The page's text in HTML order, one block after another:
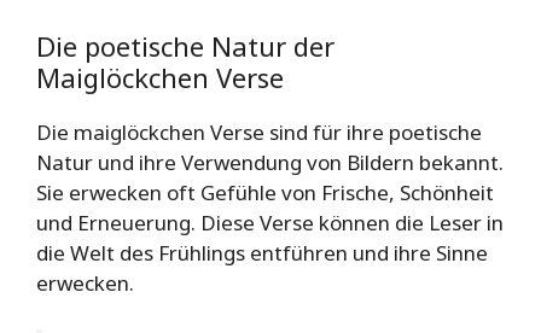
Die poetische Natur der
Maiglöckchen Verse
Die maiglöckchen Verse sind für ihre poetische
Natur und ihre Verwendung von Bildern bekannt.
Sie erwecken oft Gefühle von Frische, Schönheit
und Erneuerung. Diese Verse können die Leser in
die Welt des Frühlings entführen und ihre Sinne
erwecken.